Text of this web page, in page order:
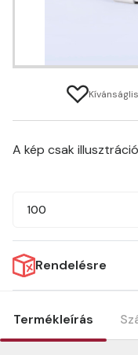
A kép csak
100
Rendelésre
Termékleírás